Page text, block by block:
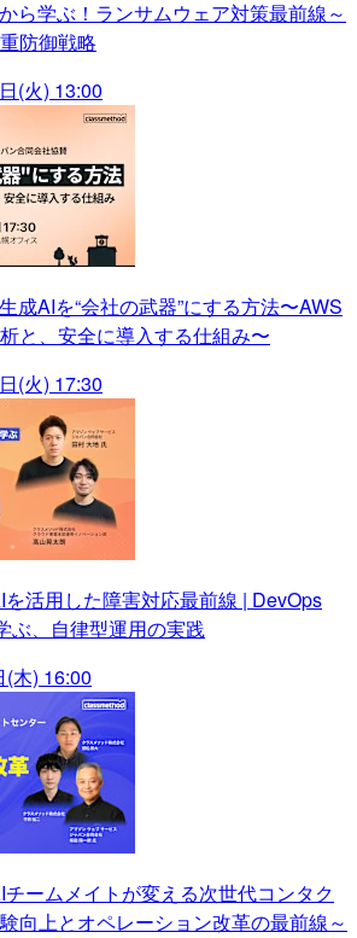
ら学ぶ！ランサムウェア対策最前線～
防御戦略
(火) 13:00
成AIを“会社の武器”にする方法〜AWS
と、安全に導入する仕組み〜
(火) 17:30
を活用した障害対応最前線 | DevOps
ぶ、自律型運用の実践
木) 16:00
チームメイトが変える次世代コンタク
向上とオペレーション改革の最前線～